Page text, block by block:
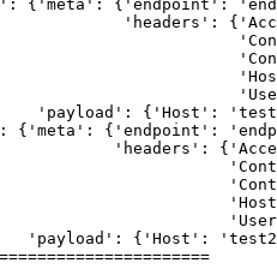
' : { ' meta ' : { ' endpoint ' : '
'headers' : { '
'payload' : { ' Host ' : '
: { ' meta ' : { ' endpoint ' : '
'headers' : { '
'payload' : { ' Host ' : ' test2